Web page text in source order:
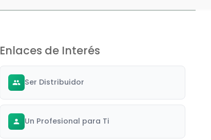
Enlaces de Interés
Ser Distribuidor
Un Profesional para Ti